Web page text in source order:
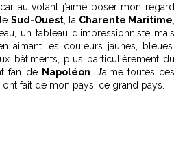
au volant j’aime poser mon regard
Sud-Ouest, la Charente Maritime
un tableau d’impressionniste mais
aimant les couleurs jaunes, bleues.
bâtiments, plus particulièrement du
fan de Napoléon . J’aime toutes ces
fait de mon pays, ce grand pays.